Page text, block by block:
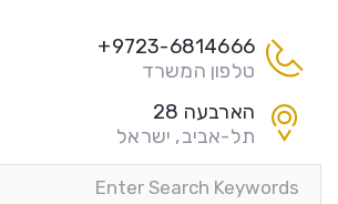
9723-6814666+
טלפון המשרד
הארבעה 28
תל-אביב, ישראל